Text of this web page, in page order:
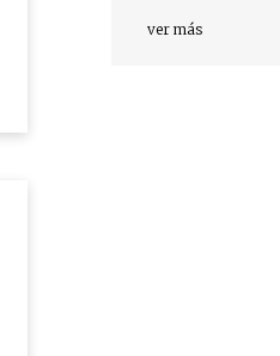
ver más